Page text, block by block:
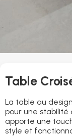
Table
La table au
pour une stabilité
apporte une
style et